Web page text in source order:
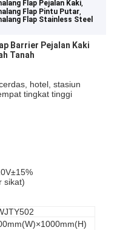
Flap Pejalan Kaki,
Flap Pintu Putar,
Flap Stainless Steel
Barrier Pejalan Kaki
Tanah
hotel, stasiun
tingkat tinggi
sikat)